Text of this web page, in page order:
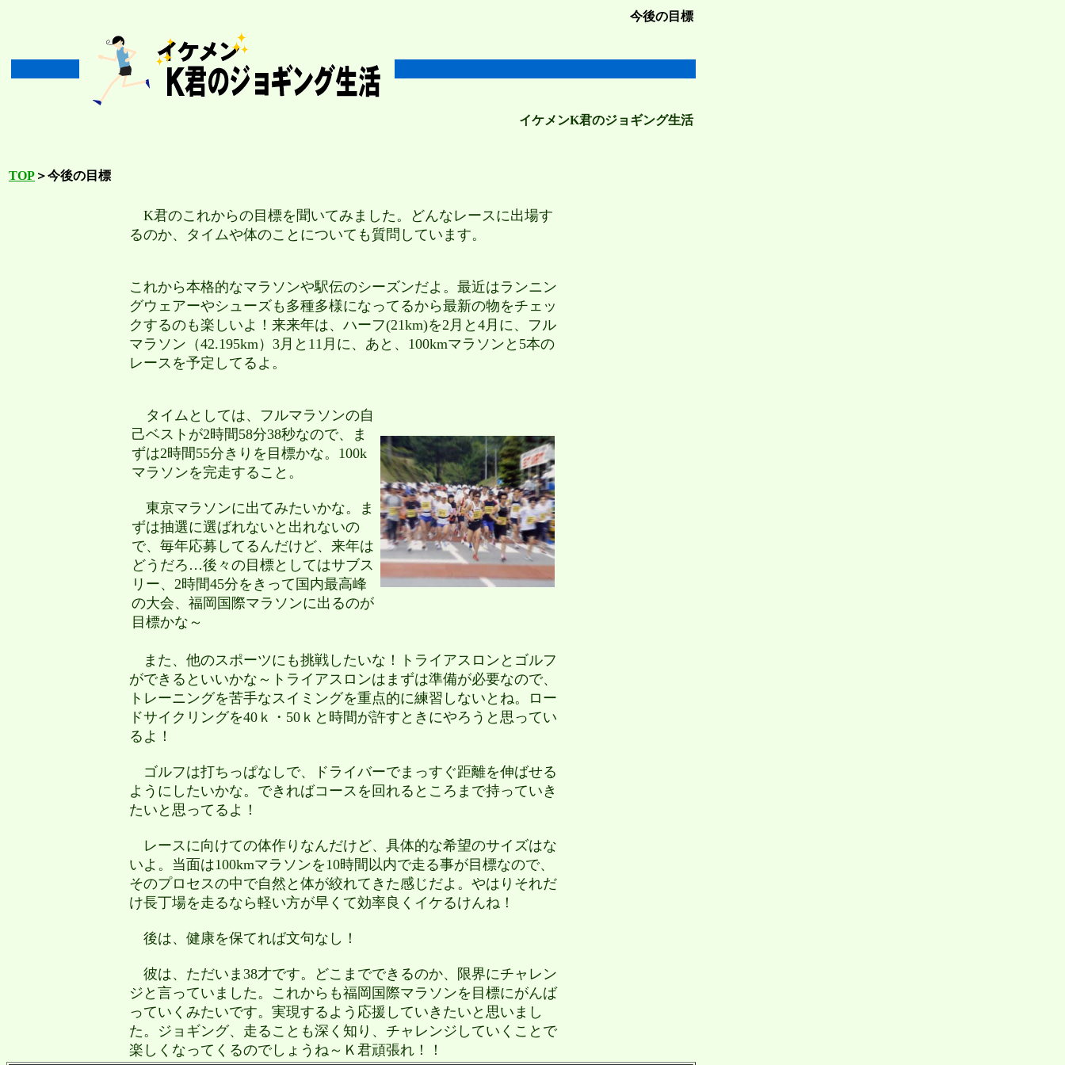
今後の目標
イケメンK君のジョギング生活
TOP ＞今後の目標
K君のこれからの目標を聞いてみました。どんなレースに出場す
るのか、タイムや体のことについても質問しています。
これから本格的なマラソンや駅伝のシーズンだよ。最近はランニン
グウェアーやシューズも多種多様になってるから最新の物をチェッ
クするのも楽しいよ！来来年は、ハーフ(21km)を2月と4月に、フル
マラソン（42.195km）3月と11月に、あと、100kmマラソンと5本の
レースを予定してるよ。
タイムとしては、 フルマラソンの自
己ベストが2時間58分38秒なので、ま
ずは2時間55分きりを目標かな。100k
マラソンを完走すること。
東京マラソンに出てみたいかな。ま
ずは抽選に選ばれないと出れないの
で、毎年応募してるんだけど、来年は
どうだろ…後々の目標としてはサブス
リー、2時間45分をきって国内最高峰
の大会、福岡国際マラソンに出るのが
目標かな～
また、他のスポーツにも挑戦したいな！トライアスロンとゴルフ
ができるといいかな～トライアスロンはまずは準備が必要なので、
トレーニングを苦手なスイミングを重点的に練習しないとね。ロー
ドサイクリングを40ｋ・50ｋと時間が許すときにやろうと思ってい
るよ！
ゴルフは打ちっぱなしで、ドライバーでまっすぐ距離を伸ばせる
ようにしたいかな。できればコースを回れるところまで持っていき
たいと思ってるよ！
レースに向けての体作りなんだけど、具体的な希望のサイズはな
いよ。当面は100kmマラソンを10時間以内で走る事が目標なので、
そのプロセスの中で自然と体が絞れてきた感じだよ。やはりそれだ
け長丁場を走るなら軽い方が早くて効率良くイケるけんね！
後は、健康を保てれば文句なし！
彼は、ただいま38才です。どこまでできるのか、限界にチャレン
ジと言っていました。これからも福岡国際マラソンを目標にがんば
っていくみたいです。実現するよう応援していきたいと思いまし
た。ジョギング、走ることも深く知り、チャレンジしていくことで
楽しくなってくるのでしょうね～Ｋ君頑張れ！！